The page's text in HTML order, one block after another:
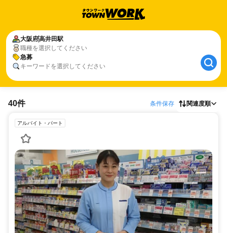
大阪府高井田駅
職種を選択してください
急募
キーワードを選択してください
40件 条件保存 関連度順
アルバイト・パート